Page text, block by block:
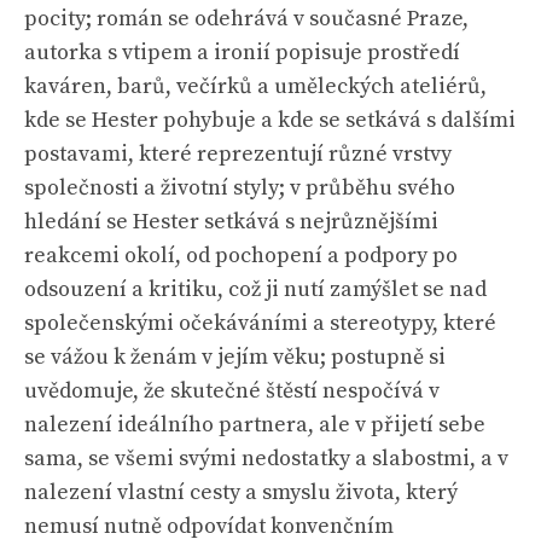
pocity; román se odehrává v současné Praze,
autorka s vtipem a ironií popisuje prostředí
kaváren, barů, večírků a uměleckých ateliérů,
kde se Hester pohybuje a kde se setkává s dalšími
postavami, které reprezentují různé vrstvy
společnosti a životní styly; v průběhu svého
hledání se Hester setkává s nejrůznějšími
reakcemi okolí, od pochopení a podpory po
odsouzení a kritiku, což ji nutí zamýšlet se nad
společenskými očekáváními a stereotypy, které
se vážou k ženám v jejím věku; postupně si
uvědomuje, že skutečné štěstí nespočívá v
nalezení ideálního partnera, ale v přijetí sebe
sama, se všemi svými nedostatky a slabostmi, a v
nalezení vlastní cesty a smyslu života, který
nemusí nutně odpovídat konvenčním